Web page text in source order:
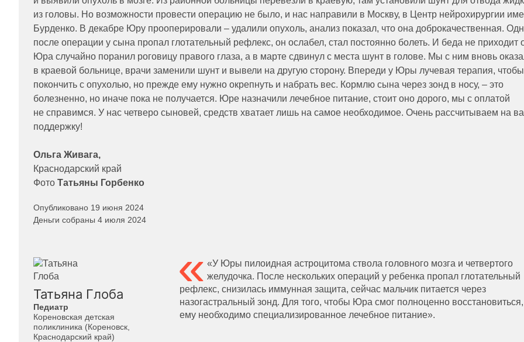
из головы. Но возможности провести операцию не было, и нас направили в Москву, в Центр нейрохирургии
Бурденко. В декабре Юру прооперировали – удалили опухоль, анализ показал, что она доброкачественная.
после операции у сына пропал глотательный рефлекс, он ослабел, стал постоянно болеть. И беда не приходит
Юра случайно поранил роговицу правого глаза, а в марте сдвинул с места шунт в голове. Мы с ним вновь
в краевой больнице, врачи заменили шунт и вывели на другую сторону. Впереди у Юры лучевая терапия, чтобы
покончить с опухолью, но прежде ему нужно окрепнуть и набрать вес. Кормлю сына через зонд в носу, – это
болезненно, но иначе пока не получается. Юре назначили лечебное питание, стоит оно дорого, мы с оплатой
не справимся. У нас четверо сыновей, средств хватает лишь на самое необходимое. Очень рассчитываем на
поддержку!
Ольга Живага,
Краснодарский край
Фото Татьяны Горбенко
Опубликовано 19 июня 2024
Деньги собраны 4 июля 2024
Татьяна Глоба
Педиатр
Кореновская детская
поликлиника (Кореновск,
Краснодарский край)
«У Юры пилоидная астроцитома ствола головного мозга и четвертого
желудочка. После нескольких операций у ребенка пропал глотательный
рефлекс, снизилась иммунная защита, сейчас мальчик питается через
назогастральный зонд. Для того, чтобы Юра смог полноценно восстановиться,
ему необходимо специализированное лечебное питание».